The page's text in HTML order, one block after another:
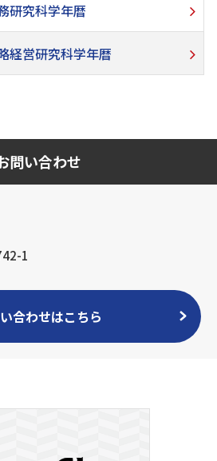
研究科学年暦
経営研究科学年暦
問い合わせ
1
合わせはこちら